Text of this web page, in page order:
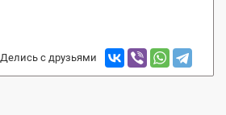
Делись с друзьями